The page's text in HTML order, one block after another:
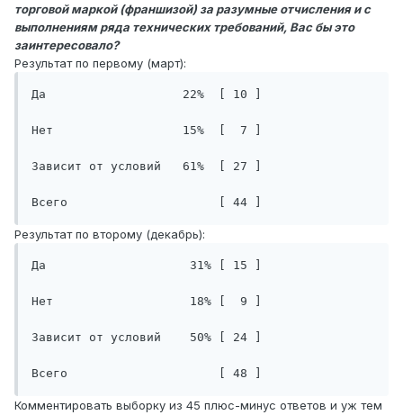
торговой маркой (франшизой) за разумные отчисления и с
выполнениям ряда технических требований, Вас бы это
заинтересовало?
Результат по первому (март):
Да                   22%  [ 10 ]
Нет                  15%  [  7 ]
Зависит от условий   61%  [ 27 ]
Всего                     [ 44 ]
Результат по второму (декабрь):
Да                    31% [ 15 ]
Нет                   18% [  9 ]
Зависит от условий    50% [ 24 ]
Всего                     [ 48 ]
Комментировать выборку из 45 плюс-минус ответов и уж тем